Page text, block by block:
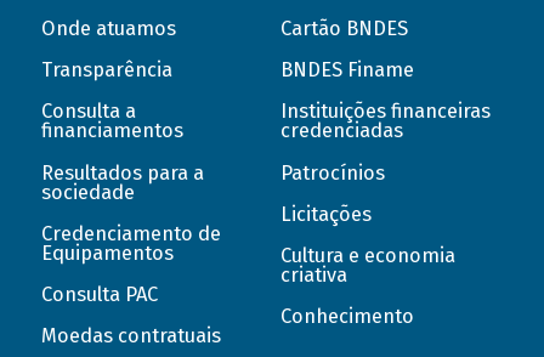
Onde atuamos
Transparência
Consulta a
financiamentos
Resultados para a
sociedade
Credenciamento de
Equipamentos
Consulta PAC
Moedas contratuais
Cartão BNDES
BNDES Finame
Instituições financeiras
credenciadas
Patrocínios
Licitações
Cultura e economia
criativa
Conhecimento